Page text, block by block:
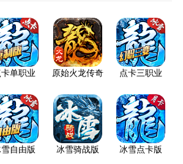
卡单职业 原始火龙传奇 点卡三职业
雪自由版 冰雪骑战版 冰雪点卡版